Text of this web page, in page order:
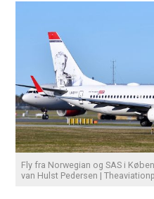
Fly fra Norwegian og SAS i
van Hulst Pedersen |